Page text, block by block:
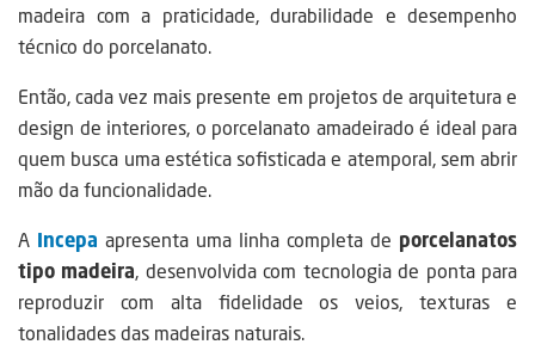
madeira com a praticidade, durabilidade e desempenho
técnico do porcelanato.
Então, cada vez mais presente em projetos de arquitetura e
design de interiores, o porcelanato amadeirado é ideal para
quem busca uma estética sofisticada e atemporal, sem abrir
mão da funcionalidade.
A Incepa apresenta uma linha completa de porcelanatos
tipo madeira, desenvolvida com tecnologia de ponta para
reproduzir com alta fidelidade os veios, texturas e
tonalidades das madeiras naturais.